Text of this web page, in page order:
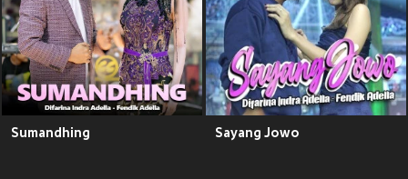
Sumandhing Sayang Jowo